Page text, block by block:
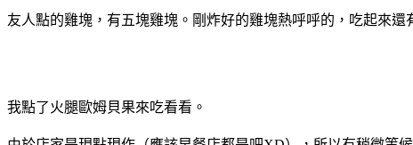
友人點的雞塊，有五塊雞塊。剛炸好的雞塊熱呼呼的，吃起來還
我點了火腿歐姆貝果來吃看看。